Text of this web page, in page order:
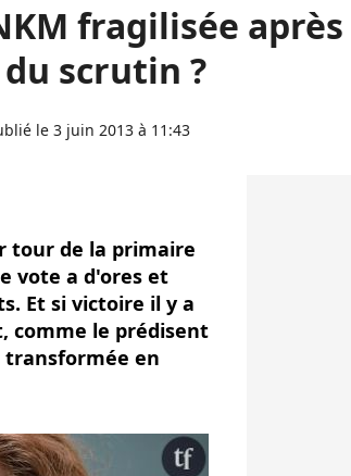
fragilisée
du scrutin ?
le 3 juin 2013 à 11:43
tour de la primaire
vote a d'ores et
Et si victoire il y a
comme le prédisent
transformée en